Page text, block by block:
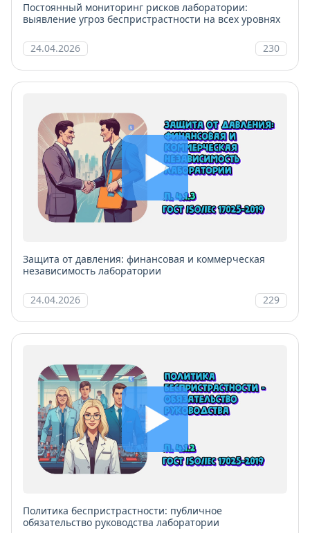
Постоянный мониторинг рисков лаборатории:
выявление угроз беспристрастности на всех уровнях
24.04.2026 230
Защита от давления: финансовая и коммерческая
независимость лаборатории
24.04.2026 229
Политика беспристрастности: публичное
обязательство руководства лаборатории